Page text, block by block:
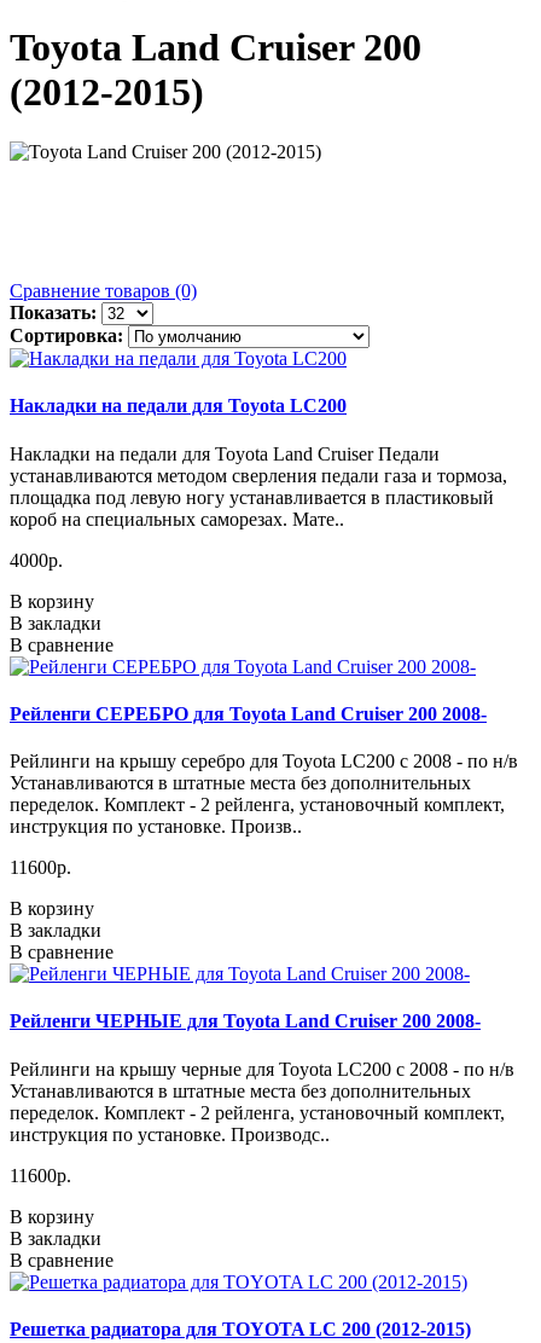
Toyota Land Cruiser 200
(2012-2015)
Сравнение товаров (0)
Показать:
Сортировка:
Накладки на педали для Toyota LC200
Накладки на педали для Toyota Land Cruiser Педали
устанавливаются методом сверления педали газа и тормоза,
площадка под левую ногу устанавливается в пластиковый
короб на специальных саморезах. Мате..
4000р.
В корзину
В закладки
В сравнение
Рейленги СЕРЕБРО для Toyota Land Cruiser 200 2008-
Рейлинги на крышу серебро для Toyota LC200 c 2008 - по н/в
Устанавливаются в штатные места без дополнительных
переделок. Комплект - 2 рейленга, установочный комплект,
инструкция по установке. Произв..
11600р.
В корзину
В закладки
В сравнение
Рейленги ЧЕРНЫЕ для Toyota Land Cruiser 200 2008-
Рейлинги на крышу черные для Toyota LC200 c 2008 - по н/в
Устанавливаются в штатные места без дополнительных
переделок. Комплект - 2 рейленга, установочный комплект,
инструкция по установке. Производс..
11600р.
В корзину
В закладки
В сравнение
Решетка радиатора для TOYOTA LC 200 (2012-2015)